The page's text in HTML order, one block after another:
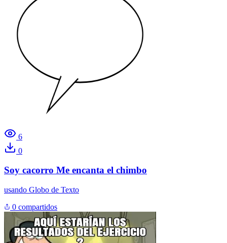
6
0
Soy cacorro Me encanta el chimbo
usando Globo de Texto
0 compartidos